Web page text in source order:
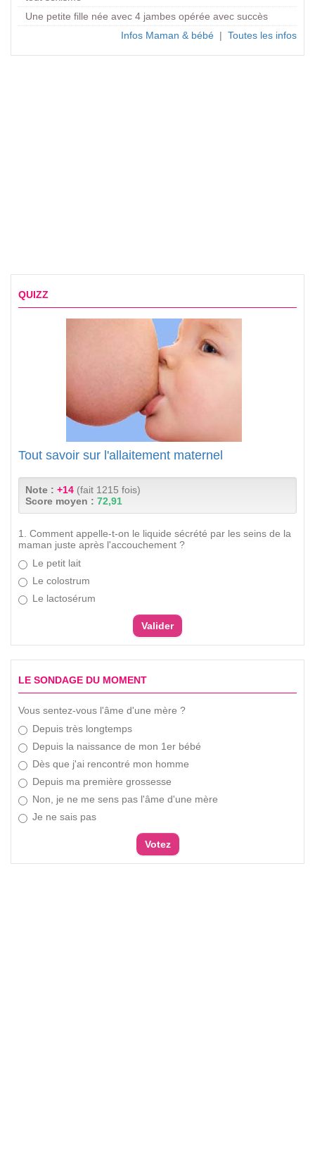
Une petite fille née avec 4 jambes opérée avec succès
Infos Maman & bébé | Toutes les infos
QUIZZ
Tout savoir sur l'allaitement maternel
Note : +14 (fait 1215 fois)
Score moyen : 72,91
1. Comment appelle-t-on le liquide sécrété par les seins de la
maman juste après l'accouchement ?
Le petit lait
Le colostrum
Le lactosérum
LE SONDAGE DU MOMENT
Vous sentez-vous l'âme d'une mère ?
Depuis très longtemps
Depuis la naissance de mon 1er bébé
Dès que j'ai rencontré mon homme
Depuis ma première grossesse
Non, je ne me sens pas l'âme d'une mère
Je ne sais pas